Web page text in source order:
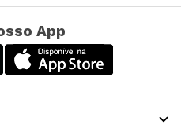
App